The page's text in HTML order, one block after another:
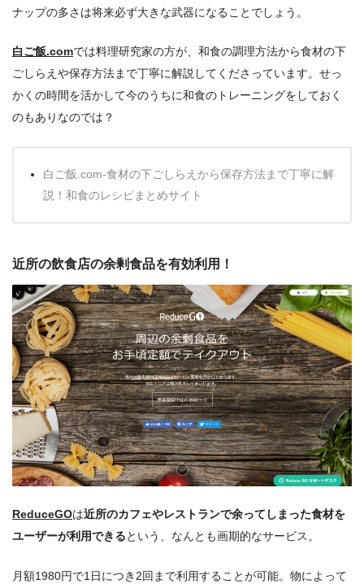
ナップの多さは将来必ず大きな武器になることでしょう。
白ご飯.comでは料理研究家の方が、和食の調理方法から食材の下
ごしらえや保存方法まで丁寧に解説してくださっています。せっ
かくの時間を活かして今のうちに和食のトレーニングをしておく
のもありなのでは？
白ご飯.com-食材の下ごしらえから保存方法まで丁寧に解
説！和食のレシピまとめサイト
近所の飲食店の余剰食品を有効利用！
ReduceGOは近所のカフェやレストランで余ってしまった食材を
ユーザーが利用できるという、なんとも画期的なサービス。
月額1980円で1日につき2回まで利用することが可能。物によって